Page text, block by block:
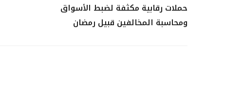
حملات رقابية مكثفة لضبط الأسواق
ومحاسبة المخالفين قبيل رمضان